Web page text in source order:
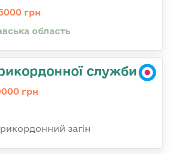
грн
область
служби
грн
загін